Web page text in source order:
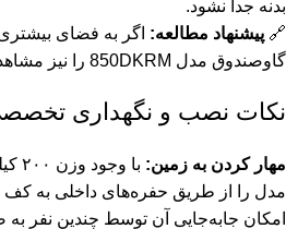
بدنه جدا نشود.
🔗 پیشنهاد مطالعه: اگر به فضای
گاوصندوق مدل 850DKRM
را نیز
نکات نصب و نگهداری
مهار کردن به زمین:
با
مدل را از طریق حفره‌های داخلی به کف
امکان جابه‌جایی آن توسط چندین نفر